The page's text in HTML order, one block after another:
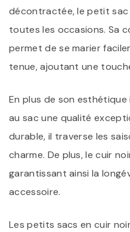
décontractée, le petit sac
toutes les occasions. Sa
permet de se marier
tenue, ajoutant une
En plus de son
au sac une qualité
durable, il traverse les
charme. De plus, le cuir
garantissant ainsi la
accessoire.
Les petits sacs en cuir